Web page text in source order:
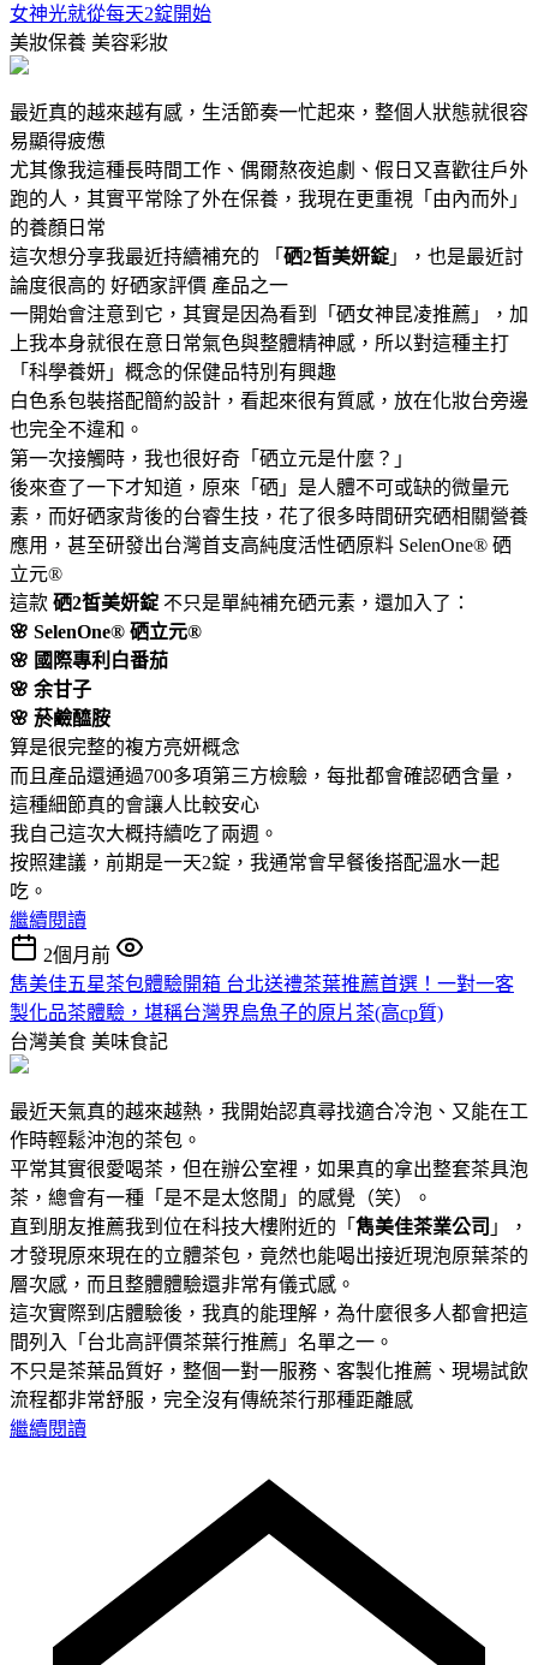
女神光就從每天2錠開始
美妝保養 美容彩妝
最近真的越來越有感，生活節奏一忙起來，整個人狀態就很容
易顯得疲憊
尤其像我這種長時間工作、偶爾熬夜追劇、假日又喜歡往戶外
跑的人，其實平常除了外在保養，我現在更重視「由內而外」
的養顏日常
這次想分享我最近持續補充的 「 硒2皙美妍錠 」，也是最近討
論度很高的 好硒家評價 產品之一
一開始會注意到它，其實是因為看到「硒女神昆凌推薦」，加
上我本身就很在意日常氣色與整體精神感，所以對這種主打
「科學養妍」概念的保健品特別有興趣
白色系包裝搭配簡約設計，看起來很有質感，放在化妝台旁邊
也完全不違和。
第一次接觸時，我也很好奇「硒立元是什麼？」
後來查了一下才知道，原來「硒」是人體不可或缺的微量元
素，而好硒家背後的台睿生技，花了很多時間研究硒相關營養
應用，甚至研發出台灣首支高純度活性硒原料 SelenOne® 硒
立元®
這款 硒2皙美妍錠 不只是單純補充硒元素，還加入了：
🌸 SelenOne® 硒立元®
🌸 國際專利白番茄
🌸 余甘子
🌸 菸鹼醯胺
算是很完整的複方亮妍概念
而且產品還通過700多項第三方檢驗，每批都會確認硒含量，
這種細節真的會讓人比較安心
我自己這次大概持續吃了兩週。
按照建議，前期是一天2錠，我通常會早餐後搭配溫水一起
吃。
繼續閱讀
2個月前
雋美佳五星茶包體驗開箱 台北送禮茶葉推薦首選！一對一客
製化品茶體驗，堪稱台灣界烏魚子的原片茶(高cp質)
台灣美食 美味食記
最近天氣真的越來越熱，我開始認真尋找適合冷泡、又能在工
作時輕鬆沖泡的茶包。
平常其實很愛喝茶，但在辦公室裡，如果真的拿出整套茶具泡
茶，總會有一種「是不是太悠閒」的感覺（笑）。
直到朋友推薦我到位在科技大樓附近的「 雋美佳茶業公司 」，
才發現原來現在的立體茶包，竟然也能喝出接近現泡原葉茶的
層次感，而且整體體驗還非常有儀式感。
這次實際到店體驗後，我真的能理解，為什麼很多人都會把這
間列入「台北高評價茶葉行推薦」名單之一。
不只是茶葉品質好，整個一對一服務、客製化推薦、現場試飲
流程都非常舒服，完全沒有傳統茶行那種距離感
繼續閱讀